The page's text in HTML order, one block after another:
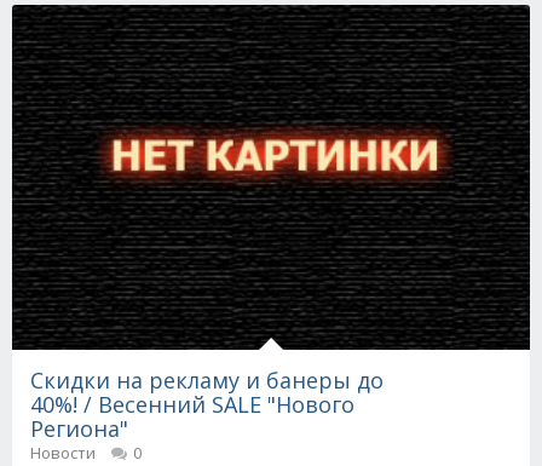
Скидки на рекламу и банеры до
40%! / Весенний SALE "Нового
Региона"
Новости
0